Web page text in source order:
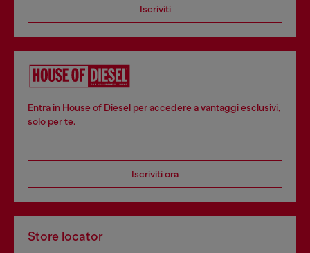
Iscriviti
Entra in House of Diesel per accedere a vantaggi esclusivi,
solo per te.
Iscriviti ora
Store locator